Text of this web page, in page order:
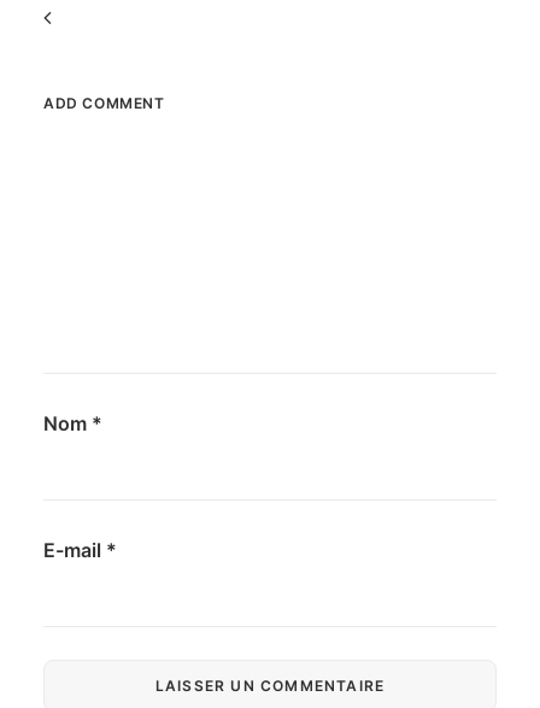
Commenter
navigation
ADD COMMENT
Nom *
E-mail *